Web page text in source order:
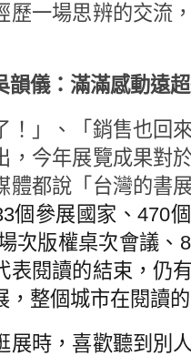
歷一場思辨的交流
韻儀：滿滿感動遠
！」、「銷售也回
，今年展覽成果對
體都說「台灣的書
個參展國家、470
次版權桌次會議、
表閱讀的結束，仍
，整個城市在閱讀
展時，喜歡聽到別